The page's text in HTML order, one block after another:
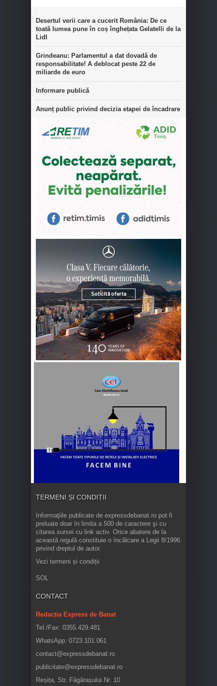
Desertul verii care a cucerit România: De ce
toată lumea pune în coș înghețata Gelatelli de la
Lidl
Grindeanu: Parlamentul a dat dovadă de
responsabilitate! A deblocat peste 22 de
miliarde de euro
Informare publică
Anunț public privind decizia etapei de încadrare
TERMENI ȘI CONDIȚII
Informaţiile publicate de expressdebanat.ro pot fi
preluate doar în limita a 500 de caractere şi cu
citarea sursei cu link activ. Orice abatere de la
această regulă constituie o încălcare a Legii 8/1996
privind dreptul de autor.
Vezi termeni și condiții
SOL
CONTACT
Redacția Express de Banat
Tel./Fax: 0355.429.481
WhatsApp: 0723.101.061
contact@expressdebanat.ro
publicitate@expressdebanat.ro
Reșița, Str. Făgărașului Nr. 10